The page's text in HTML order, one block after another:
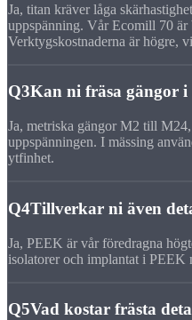
Ja, titan kräver låga
uppspänning. Vår Ecomill 70 är
Verktygskostnaderna är högre,
Q3Kan ni fräsa gängor i
Ja, metriska gängor M2 till
uppspänningen. I mässing
ytfinhet.
Q4Tillverkar ni även
Ja, PEEK är vår föredragna
isolatorer och implantat i PEEK
Q5Vad kostar frästa